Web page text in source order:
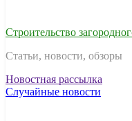
Строительство
Статьи, новости, обзоры
Новостная рассылка
Случайные новости